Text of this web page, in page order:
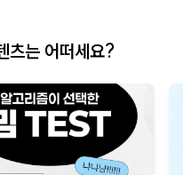
츠는 어떠세요?